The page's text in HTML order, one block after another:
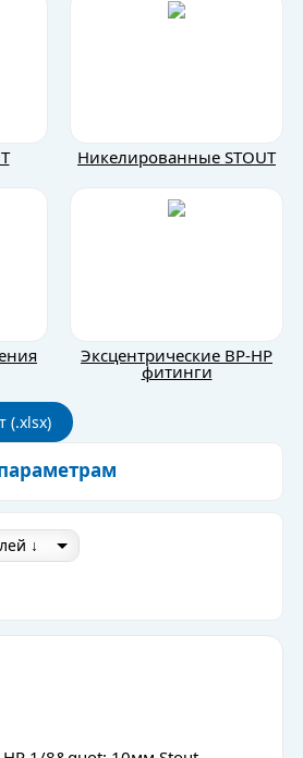
Никелированные STOUT
Эксцентрические BP-HP
фитинги
(.xlsx)